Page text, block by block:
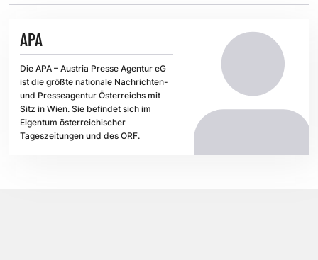
APA
Die APA – Austria Presse Agentur eG
ist die größte nationale Nachrichten-
und Presseagentur Österreichs mit
Sitz in Wien. Sie befindet sich im
Eigentum österreichischer
Tageszeitungen und des ORF.